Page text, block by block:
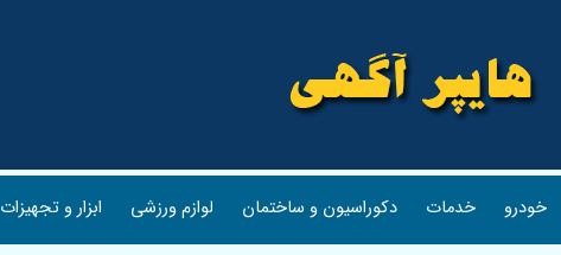
خودرو خدمات دکوراسیون و ساختمان لوازم ورزشی ابزار و تجهیزات